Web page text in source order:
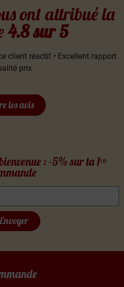
ont attribué la
4.8 sur 5
client réactif • Excellent rapport
prix
les avis
: -5% sur ta 1ʳᵉ
Envoyer